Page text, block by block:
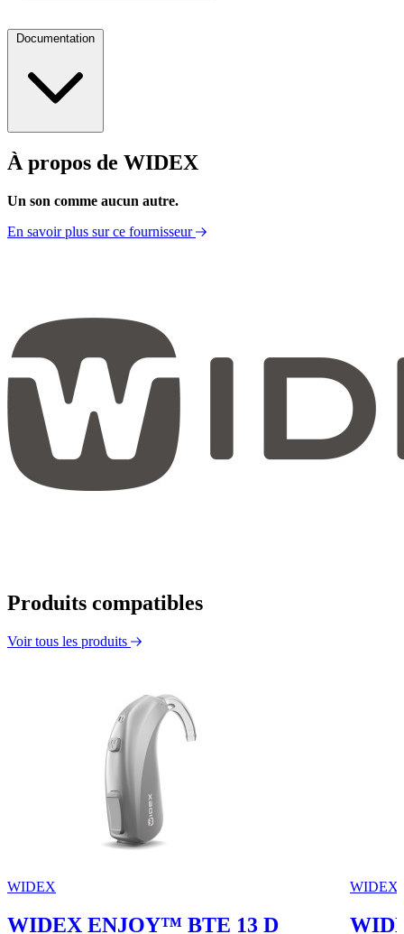
Documentation
Fiche Technique
À propos de WIDEX
Un son comme aucun autre.
En savoir plus sur ce fournisseur
Produits compatibles
Voir tous les produits
WIDEX
WIDEX ENJOY™ BTE 13 D
WIDEX